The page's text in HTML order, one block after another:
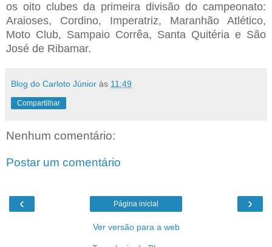
os oito clubes da primeira divisão do campeonato:
Araioses, Cordino, Imperatriz, Maranhão Atlético,
Moto Club, Sampaio Corrêa, Santa Quitéria e São
José de Ribamar.
Blog do Carloto Júnior às 11:49
Compartilhar
Nenhum comentário:
Postar um comentário
‹ ›
Página inicial
Ver versão para a web